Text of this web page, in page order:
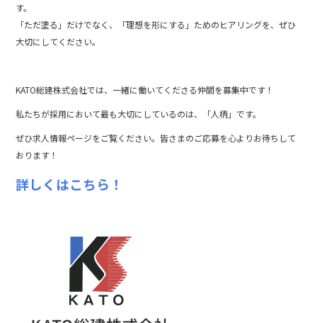
す。
「ただ塗る」 だけでなく、「理想を形にする」 ためのヒアリングを、ぜひ
大切にしてください。
KATO総建株式会社では、一緒に働いてくださる仲間を募集中です！
私たちが採用において最も大切にしているのは、「人柄」です。
ぜひ求人情報ページをご覧ください。皆さまのご応募を心よりお待ちして
おります！
詳しくはこちら！